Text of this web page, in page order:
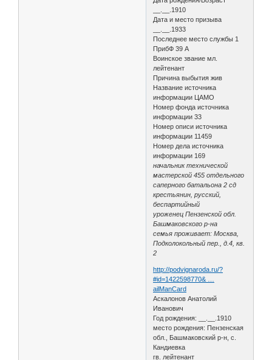
__.__.1910
Дата и место призыва
__.__.1933
Последнее место службы 1
ПрибФ 39 А
Воинское звание мл.
лейтенант
Причина выбытия жив
Название источника
информации ЦАМО
Номер фонда источника
информации 33
Номер описи источника
информации 11459
Номер дела источника
информации 169
начальник технической
мастерской 455 отдельного
саперного батальона 2 сд
крестьянин, русский,
беспартийный
уроженец Пензенской обл.
Башмаковского р-на
семья проживает: Москва,
Подколокольный пер., д.4, кв.
2
http://podvignaroda.ru/?
#id=1422598770& …
ailManCard
Аскалонов Анатолий
Иванович
Год рождения: __.__.1910
место рождения: Пензенская
обл., Башмаковский р-н, с.
Кандиевка
гв. лейтенант